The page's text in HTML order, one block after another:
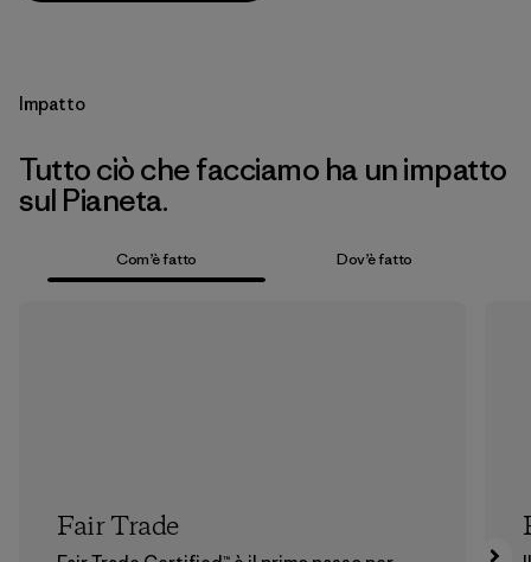
Impatto
Tutto ciò che facciamo ha un impatto
sul Pianeta.
Com’è fatto Dov’è fatto
Fair Trade